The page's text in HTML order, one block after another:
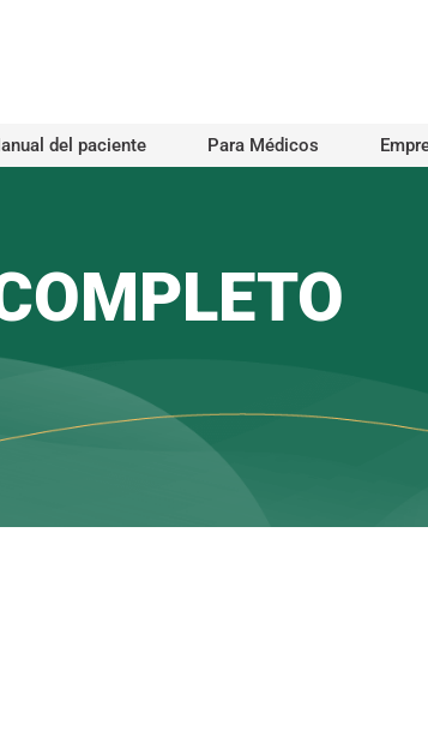
del paciente Para Médicos